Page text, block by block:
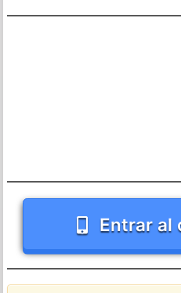
Entrar al